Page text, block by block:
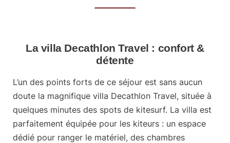
La villa Decathlon Travel : confort &
détente
L’un des points forts de ce séjour est sans aucun
doute la magnifique villa Decathlon Travel, située à
quelques minutes des spots de kitesurf. La villa est
parfaitement équipée pour les kiteurs : un espace
dédié pour ranger le matériel, des chambres